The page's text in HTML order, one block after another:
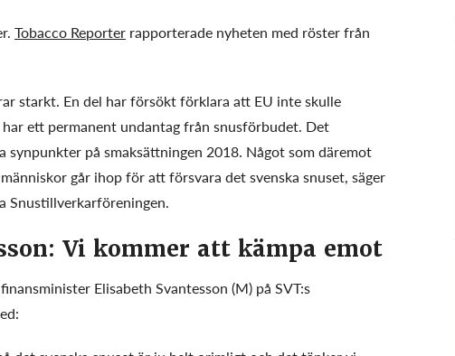
Tobacco Reporter rapporterade nyheten med röster från
starkt. En del har försökt förklara att EU inte skulle
ett permanent undantag från snusförbudet. Det
på smaksättningen 2018. Något som däremot
går ihop för att försvara det svenska snuset, säger
Snustillverkarföreningen.
Vi kommer att kämpa emot
Elisabeth Svantesson (M) på SVT:s